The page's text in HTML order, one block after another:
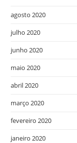
agosto 2020
julho 2020
junho 2020
maio 2020
abril 2020
março 2020
fevereiro 2020
janeiro 2020